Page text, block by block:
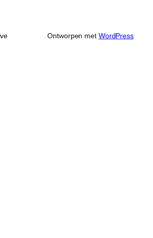
Ontworpen met WordPress